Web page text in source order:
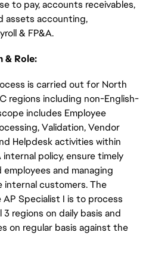
to pay, accounts receivables,
assets accounting,
& FP&A.
& Role:
is carried out for North
regions including non-English-
includes Employee
Validation, Vendor
Helpdesk activities within
policy, ensure timely
and managing
customers. The
Specialist I is to process
regions on daily basis and
on regular basis against the